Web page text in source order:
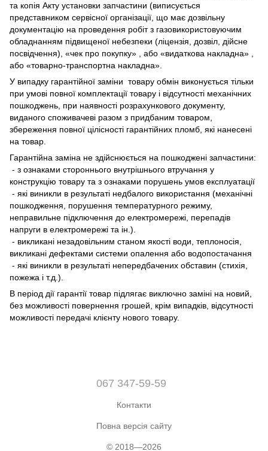
та копія Акту установки запчастини (виписується
представником сервісної організації, що має дозвільну
документацію на проведення робіт з газовикористовуючим
обладнанням підвищеної небезпеки (ліцензія, дозвіл, дійсне
посвідчення), «чек про покупку» , або «видаткова накладна» ,
або «товарно-транспортна накладна».
У випадку гарантійної заміни товару обмін виконується тільки
при умові повної комплектації товару і відсутності механічних
пошкоджень, при наявності розрахункового документу,
виданого споживачеві разом з придбаним товаром,
збереження повної цілісності гарантійних пломб, які нанесені
на товар.
Гарантійна заміна не здійснюється на пошкоджені запчастини:
- з ознаками стороннього внутрішнього втручання у
конструкцію товару та з ознаками порушень умов експлуатації
- які виникли в результаті недбалого використання (механічні
пошкодження, порушення температурного режиму,
неправильне підключення до електромережі, перепадів
напруги в електромережі та ін.).
- викликані незадовільним станом якості води, теплоносія,
викликані дефектами системи опалення або водопостачання
- які виникли в результаті непередбачених обставин (стихія,
пожежа і т.д.).
В період дії гарантії товар підлягає виключно заміні на новий,
без можливості повернення грошей, крім випадків, відсутності
можливості передачі клієнту нового товару.
067 347-59-59
Контакти
Повна версія сайту
© 2018—2026